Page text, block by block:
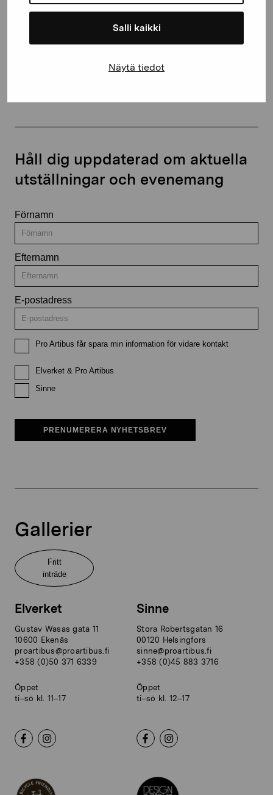
Salli kaikki
Näytä tiedot
+358 (0)50 371 6339
Håll dig uppdaterad om aktuella
utställningar och evenemang
Förnamn
Efternamn
E-postadress
Pro Artibus får spara min information för vidare kontakt
Elverket & Pro Artibus
Sinne
PRENUMERERA NYHETSBREV
Gallerier
Fritt
inträde
Elverket
Gustav Wasas gata 11
10600 Ekenäs
proartibus@proartibus.fi
+358 (0)50 371 6339
Öppet
ti–sö kl. 11–17
Sinne
Stora Robertsgatan 16
00120 Helsingfors
sinne@proartibus.fi
+358 (0)45 883 3716
Öppet
ti–sö kl. 12–17